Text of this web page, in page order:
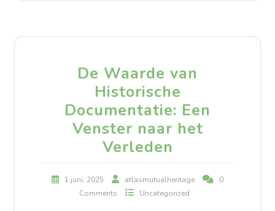
De Waarde van
Historische
Documentatie: Een
Venster naar het
Verleden
1 juni, 2025 atlasmutualheritage
0
Comments
Uncategorized